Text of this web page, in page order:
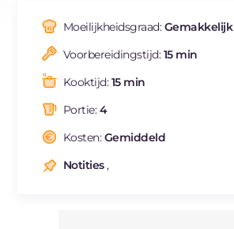
ES
FR
BR
Moeilijkheidsgraad:Gemakkelijk
Voorbereidingstijd:15 min
Kooktijd:15 min
Portie:4
Kosten:Gemiddeld
Notities,